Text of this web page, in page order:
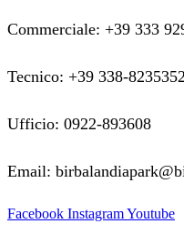
Commerciale: +39 333
Tecnico: +39 338-8235352
Ufficio: 0922-893608
Email:
Facebook InstagramYoutube